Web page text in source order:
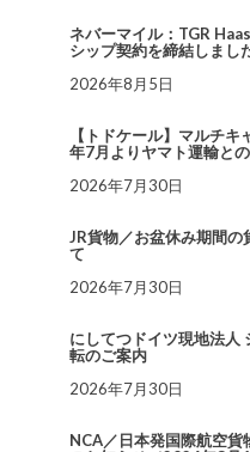
ネバーマイル：TGR
シップ契約を締結しまし
2026年8月5日
【トドケール】マルチ
年7月よりヤマト運輸と
2026年7月30日
JR貨物／お盆休み期間
て
2026年7月30日
にしてつドイツ現地法人
転のご案内
2026年7月30日
NCA／日本発国際航空貨